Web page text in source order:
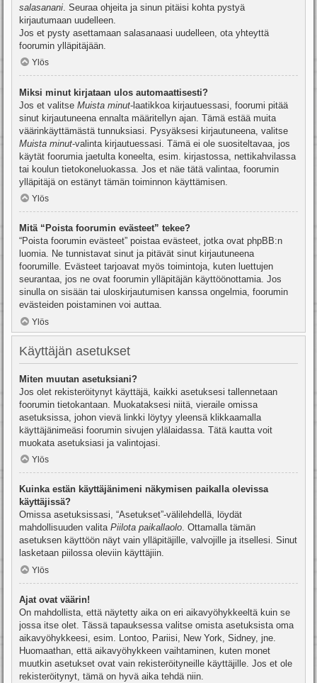
salasanani . Seuraa ohjeita ja sinun pitäisi kohta pystyä
kirjautumaan uudelleen.
Jos et pysty asettamaan salasanaasi uudelleen, ota yhteyttä
foorumin ylläpitäjään.
Ylös
Miksi minut kirjataan ulos automaattisesti?
Jos et valitse Muista minut-laatikkoa kirjautuessasi, foorumi pitää
sinut kirjautuneena ennalta määritellyn ajan. Tämä estää muita
väärinkäyttämästä tunnuksiasi. Pysyäksesi kirjautuneena, valitse
Muista minut-valinta kirjautuessasi. Tämä ei ole suositeltavaa, jos
käytät foorumia jaetulta koneelta, esim. kirjastossa, nettikahvilassa
tai koulun tietokoneluokassa. Jos et näe tätä valintaa, foorumin
ylläpitäjä on estänyt tämän toiminnon käyttämisen.
Ylös
Mitä “Poista foorumin evästeet” tekee?
“Poista foorumin evästeet” poistaa evästeet, jotka ovat phpBB:n
luomia. Ne tunnistavat sinut ja pitävät sinut kirjautuneena
foorumille. Evästeet tarjoavat myös toimintoja, kuten luettujen
seurantaa, jos ne ovat foorumin ylläpitäjän käyttöönottamia. Jos
sinulla on sisään tai uloskirjautumisen kanssa ongelmia, foorumin
evästeiden poistaminen voi auttaa.
Ylös
Käyttäjän asetukset
Miten muutan asetuksiani?
Jos olet rekisteröitynyt käyttäjä, kaikki asetuksesi tallennetaan
foorumin tietokantaan. Muokataksesi niitä, vieraile omissa
asetuksissa, johon vievä linkki löytyy yleensä klikkaamalla
käyttäjänimeäsi foorumin sivujen ylälaidassa. Tätä kautta voit
muokata asetuksiasi ja valintojasi.
Ylös
Kuinka estän käyttäjänimeni näkymisen paikalla olevissa
käyttäjissä?
Omissa asetuksissasi, “Asetukset”-välilehdellä, löydät
mahdollisuuden valita Piilota paikallaolo. Ottamalla tämän
asetuksen käyttöön näyt vain ylläpitäjille, valvojille ja itsellesi. Sinut
lasketaan piilossa oleviin käyttäjiin.
Ylös
Ajat ovat väärin!
On mahdollista, että näytetty aika on eri aikavyöhykkeeltä kuin se
jossa itse olet. Tässä tapauksessa valitse omista asetuksista oma
aikavyöhykkeesi, esim. Lontoo, Pariisi, New York, Sidney, jne.
Huomaathan, että aikavyöhykkeen vaihtaminen, kuten monet
muutkin asetukset ovat vain rekisteröityneille käyttäjille. Jos et ole
rekisteröitynyt, tämä on hyvä aika tehdä niin.